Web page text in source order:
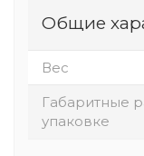
Общие
Вес
Габаритные
упаковке